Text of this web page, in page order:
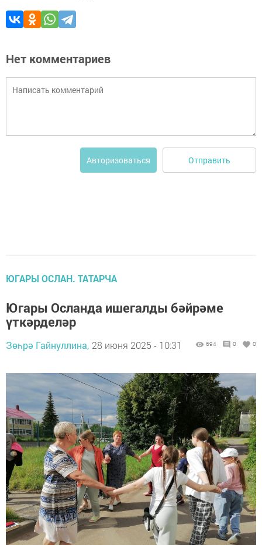
Нет комментариев
Авторизоваться Отправить
ЮГАРЫ ОСЛАН. ТАТАРЧА
Югары Осланда ишегалды бәйрәме
үткәрделәр
Зөһрә Гайнуллина, 28 июня 2025 - 10:31 694 0 0